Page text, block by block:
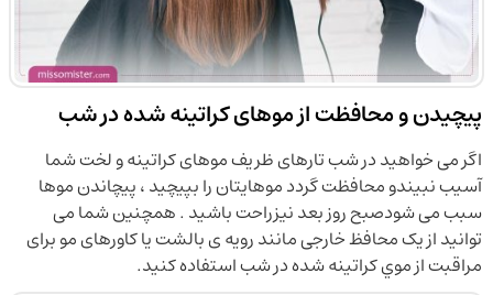
پیچیدن و محافظت از موهای کراتینه شده در شب
اگر می خواهید در شب تارهای ظریف موهای کراتینه و لخت شما
آسیب نبیندو محافظت گردد موهایتان را بپیچید ، پیچاندن موها
سبب می شودصبح روز بعد نیزراحت باشید . همچنین شما می
توانید از یک محافظ خارجی مانند رویه ی بالشت یا کاورهای مو برای
مراقبت از موي كراتينه شده در شب استفاده کنید.